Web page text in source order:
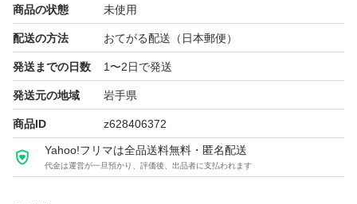
商品の状態 未使用
配送の方法 おてがる配送（日本郵便）
発送までの日数 1〜2日で発送
発送元の地域 岩手県
商品ID z628406372
Yahoo!フリマは全品送料無料・匿名配送
代金は運営が一旦預かり、評価後、出品者に支払われます